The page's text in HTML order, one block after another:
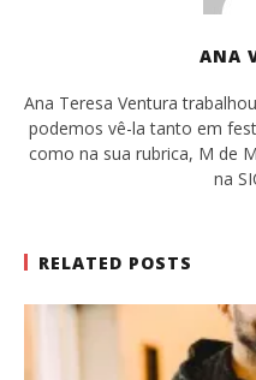
ANA
Ana Teresa Ventura
podemos vê-la tanto em
como na sua rubrica, M de
na
RELATED POSTS